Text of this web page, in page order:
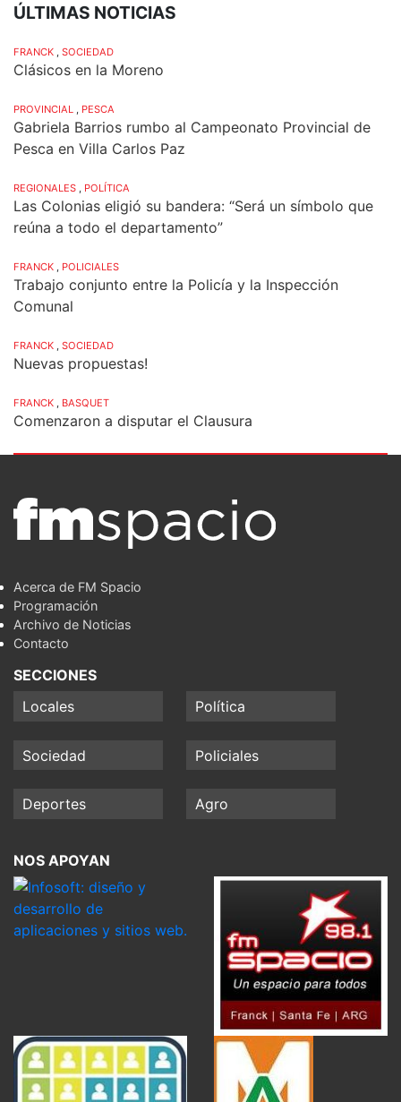
ÚLTIMAS NOTICIAS
FRANCK SOCIEDAD
Clásicos en la Moreno
PROVINCIAL PESCA
Gabriela Barrios rumbo al Campeonato Provincial de
Pesca en Villa Carlos Paz
REGIONALES POLÍTICA
Las Colonias eligió su bandera: “Será un símbolo que
reúna a todo el departamento”
FRANCK POLICIALES
Trabajo conjunto entre la Policía y la Inspección
Comunal
FRANCK SOCIEDAD
Nuevas propuestas!
FRANCK BASQUET
Comenzaron a disputar el Clausura
Acerca de FM Spacio
Programación
Archivo de Noticias
Contacto
SECCIONES
Locales
Política
Sociedad Policiales
Deportes Agro
NOS APOYAN